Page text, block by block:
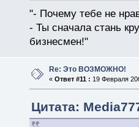
"- Почему тебе не
- Ты сначала стань
бизнесмен!"
Re: Это ВОЗМОЖНО!
« Ответ #11 : 19 Февраля
Цитата: